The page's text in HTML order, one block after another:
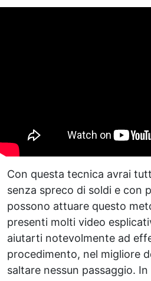
Con questa tecnica avrai
senza spreco di soldi e con
possono attuare questo
presenti molti video
aiutarti notevolmente ad
procedimento, nel migliore
saltare nessun passaggio.